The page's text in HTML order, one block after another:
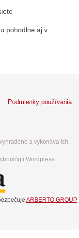
pohodlne aj v
Podmienky používania
a vykonáva ich
Wordpress.
ARBERTO GROUP